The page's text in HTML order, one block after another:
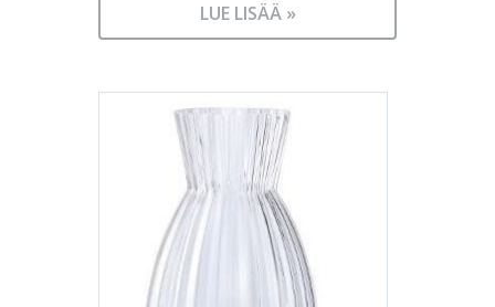
LUE LISÄÄ »